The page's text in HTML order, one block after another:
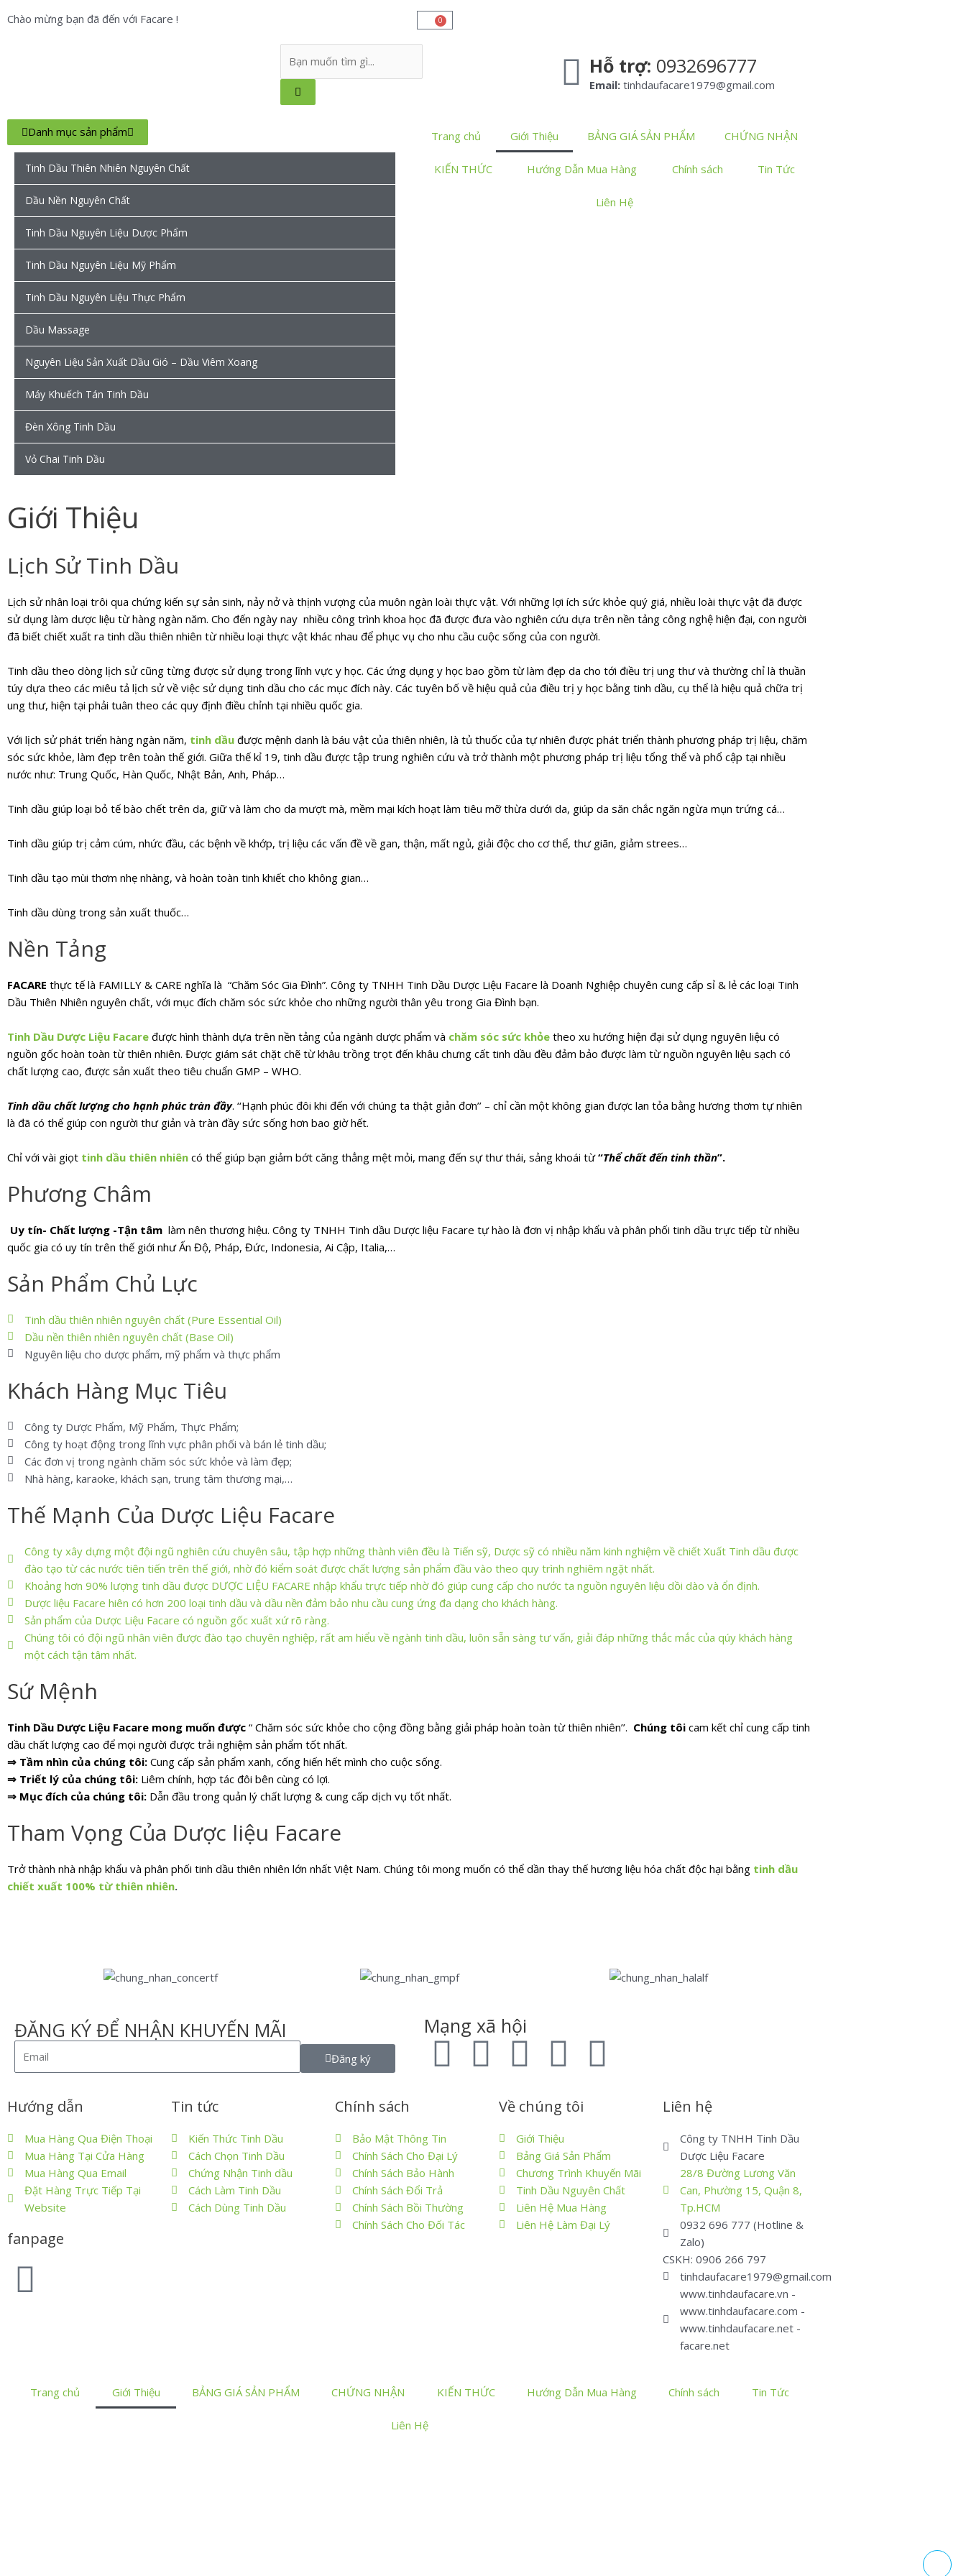
Chào mừng bạn đã đến với Facare ! 0
Hỗ trợ: 0932696777
Email: tinhdaufacare1979@gmail.com
Danh mục sản phẩm
Tinh Dầu Thiên Nhiên Nguyên Chất
Dầu Nền Nguyên Chất
Tinh Dầu Nguyên Liệu Dược Phẩm
Tinh Dầu Nguyên Liệu Mỹ Phẩm
Tinh Dầu Nguyên Liệu Thực Phẩm
Dầu Massage
Nguyên Liệu Sản Xuất Dầu Gió – Dầu Viêm Xoang
Máy Khuếch Tán Tinh Dầu
Đèn Xông Tinh Dầu
Vỏ Chai Tinh Dầu
Trang chủ Giới Thiệu BẢNG GIÁ SẢN PHẨM CHỨNG NHẬN
KIẾN THỨC Hướng Dẫn Mua Hàng Chính sách Tin Tức
Liên Hệ
Giới Thiệu
Lịch Sử Tinh Dầu
Lịch sử nhân loại trôi qua chứng kiến sự sản sinh, nảy nở và thịnh vượng của muôn ngàn loài thực vật. Với những lợi ích sức khỏe quý giá, nhiều loài thực vật đã được
sử dụng làm dược liệu từ hàng ngàn năm. Cho đến ngày nay nhiều công trình khoa học đã được đưa vào nghiên cứu dựa trên nền tảng công nghệ hiện đại, con người
đã biết chiết xuất ra tinh dầu thiên nhiên từ nhiều loại thực vật khác nhau để phục vụ cho nhu cầu cuộc sống của con người.
Tinh dầu theo dòng lịch sử cũng từng được sử dụng trong lĩnh vực y học. Các ứng dụng y học bao gồm từ làm đẹp da cho tới điều trị ung thư và thường chỉ là thuần
túy dựa theo các miêu tả lịch sử về việc sử dụng tinh dầu cho các mục đích này. Các tuyên bố về hiệu quả của điều trị y học bằng tinh dầu, cụ thể là hiệu quả chữa trị
ung thư, hiện tại phải tuân theo các quy định điều chỉnh tại nhiều quốc gia.
Với lịch sử phát triển hàng ngàn năm, tinh dầu được mệnh danh là báu vật của thiên nhiên, là tủ thuốc của tự nhiên được phát triển thành phương pháp trị liệu, chăm
sóc sức khỏe, làm đẹp trên toàn thế giới. Giữa thế kỉ 19, tinh dầu được tập trung nghiên cứu và trở thành một phương pháp trị liệu tổng thể và phổ cập tại nhiều
nước như: Trung Quốc, Hàn Quốc, Nhật Bản, Anh, Pháp…
Tinh dầu giúp loại bỏ tế bào chết trên da, giữ và làm cho da mượt mà, mềm mại kích hoạt làm tiêu mỡ thừa dưới da, giúp da săn chắc ngăn ngừa mụn trứng cá…
Tinh dầu giúp trị cảm cúm, nhức đầu, các bệnh về khớp, trị liệu các vấn đề về gan, thận, mất ngủ, giải độc cho cơ thể, thư giãn, giảm strees…
Tinh dầu tạo mùi thơm nhẹ nhàng, và hoàn toàn tinh khiết cho không gian…
Tinh dầu dùng trong sản xuất thuốc…
Nền Tảng
FACARE thực tế là FAMILLY & CARE nghĩa là “Chăm Sóc Gia Đình”. Công ty TNHH Tinh Dầu Dược Liệu Facare là Doanh Nghiệp chuyên cung cấp sỉ & lẻ các loại Tinh
Dầu Thiên Nhiên nguyên chất, với mục đích chăm sóc sức khỏe cho những người thân yêu trong Gia Đình bạn.
Tinh Dầu Dược Liệu Facare được hình thành dựa trên nền tảng của ngành dược phẩm và chăm sóc sức khỏe theo xu hướng hiện đại sử dụng nguyên liệu có
nguồn gốc hoàn toàn từ thiên nhiên. Được giám sát chặt chẽ từ khâu trồng trọt đến khâu chưng cất tinh dầu đều đảm bảo được làm từ nguồn nguyên liệu sạch có
chất lượng cao, được sản xuất theo tiêu chuẩn GMP – WHO.
Tinh dầu chất lượng cho hạnh phúc tràn đầy. ‘‘Hạnh phúc đôi khi đến với chúng ta thật giản đơn’’ – chỉ cần một không gian được lan tỏa bằng hương thơm tự nhiên
là đã có thể giúp con người thư giản và tràn đầy sức sống hơn bao giờ hết.
Chỉ với vài giọt tinh dầu thiên nhiên có thể giúp bạn giảm bớt căng thẳng mệt mỏi, mang đến sự thư thái, sảng khoái từ“Thể chất đến tinh thần”.
Phương Châm
Uy tín- Chất lượng -Tận tâm làm nên thương hiệu. Công ty TNHH Tinh dầu Dược liệu Facare tự hào là đơn vị nhập khẩu và phân phối tinh dầu trực tiếp từ nhiều
quốc gia có uy tín trên thế giới như Ấn Độ, Pháp, Đức, Indonesia, Ai Cập, Italia,…
Sản Phẩm Chủ Lực
Tinh dầu thiên nhiên nguyên chất (Pure Essential Oil)
Dầu nền thiên nhiên nguyên chất (Base Oil)
Nguyên liệu cho dược phẩm, mỹ phẩm và thực phẩm
Khách Hàng Mục Tiêu
Công ty Dược Phẩm, Mỹ Phẩm, Thực Phẩm;
Công ty hoạt động trong lĩnh vực phân phối và bán lẻ tinh dầu;
Các đơn vị trong ngành chăm sóc sức khỏe và làm đẹp;
Nhà hàng, karaoke, khách sạn, trung tâm thương mại,…
Thế Mạnh Của Dược Liệu Facare
Công ty xây dựng một đội ngũ nghiên cứu chuyên sâu, tập hợp những thành viên đều là Tiến sỹ, Dược sỹ có nhiều năm kinh nghiệm về chiết Xuất Tinh dầu được
đào tạo từ các nước tiên tiến trên thế giới, nhờ đó kiểm soát được chất lượng sản phẩm đầu vào theo quy trình nghiêm ngặt nhất.
Khoảng hơn 90% lượng tinh dầu được DƯỢC LIỆU FACARE nhập khẩu trực tiếp nhờ đó giúp cung cấp cho nước ta nguồn nguyên liệu dồi dào và ổn định.
Dược liệu Facare hiên có hơn 200 loại tinh dầu và dầu nền đảm bảo nhu cầu cung ứng đa dạng cho khách hàng.
Sản phẩm của Dược Liệu Facare có nguồn gốc xuất xứ rõ ràng.
Chúng tôi có đội ngũ nhân viên được đào tạo chuyên nghiệp, rất am hiểu về ngành tinh dầu, luôn sẵn sàng tư vấn, giải đáp những thắc mắc của qúy khách hàng
một cách tận tâm nhất.
Sứ Mệnh
Tinh Dầu Dược Liệu Facare mong muốn được “ Chăm sóc sức khỏe cho cộng đồng bằng giải pháp hoàn toàn từ thiên nhiên’’. Chúng tôi cam kết chỉ cung cấp tinh
dầu chất lượng cao để mọi người được trải nghiệm sản phẩm tốt nhất.
⇒ Tầm nhìn của chúng tôi: Cung cấp sản phẩm xanh, cống hiến hết mình cho cuộc sống.
⇒ Triết lý của chúng tôi: Liêm chính, hợp tác đôi bên cùng có lợi.
⇒ Mục đích của chúng tôi: Dẫn đầu trong quản lý chất lượng & cung cấp dịch vụ tốt nhất.
Tham Vọng Của Dược liệu Facare
Trở thành nhà nhập khẩu và phân phối tinh dầu thiên nhiên lớn nhất Việt Nam. Chúng tôi mong muốn có thể dần thay thế hương liệu hóa chất độc hại bằng tinh dầu
chiết xuất 100% từ thiên nhiên.
ĐĂNG KÝ ĐỂ NHẬN KHUYẾN MÃI
Đăng ký
Mạng xã hội
Hướng dẫn
Mua Hàng Qua Điện Thoại
Mua Hàng Tại Cửa Hàng
Mua Hàng Qua Email
Đặt Hàng Trực Tiếp Tại
Website
fanpage
Tin tức
Kiến Thức Tinh Dầu
Cách Chọn Tinh Dầu
Chứng Nhận Tinh dầu
Cách Làm Tinh Dầu
Cách Dùng Tinh Dầu
Chính sách
Bảo Mật Thông Tin
Chính Sách Cho Đại Lý
Chính Sách Bảo Hành
Chính Sách Đổi Trả
Chính Sách Bồi Thường
Chính Sách Cho Đối Tác
Về chúng tôi
Giới Thiệu
Bảng Giá Sản Phẩm
Chương Trình Khuyến Mãi
Tinh Dầu Nguyên Chất
Liên Hệ Mua Hàng
Liên Hệ Làm Đại Lý
Liên hệ
Công ty TNHH Tinh Dầu
Dược Liệu Facare
28/8 Đường Lương Văn
Can, Phường 15, Quận 8,
Tp.HCM
0932 696 777 (Hotline &
Zalo)
CSKH: 0906 266 797
tinhdaufacare1979@gmail.com
www.tinhdaufacare.vn -
www.tinhdaufacare.com -
www.tinhdaufacare.net -
facare.net
Trang chủ Giới Thiệu BẢNG GIÁ SẢN PHẨM CHỨNG NHẬN KIẾN THỨC Hướng Dẫn Mua Hàng Chính sách Tin Tức
Liên Hệ